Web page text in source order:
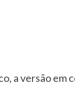
a versão em